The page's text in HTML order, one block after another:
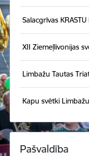
Salacgrīvas KRASTU
XII Ziemeļlivonijas
Limbažu Tautas
Kapu svētki
Pašvaldība